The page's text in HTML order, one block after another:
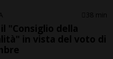
38 min
"Consiglio della
in vista del voto di